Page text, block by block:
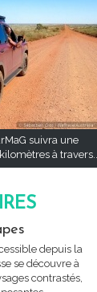
suivra une
à travers...
depuis la
se découvre à
contrastés,